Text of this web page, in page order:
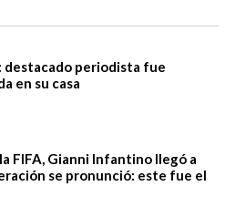
destacado periodista fue
en su casa
FIFA, Gianni Infantino llegó a
se pronunció: este fue el